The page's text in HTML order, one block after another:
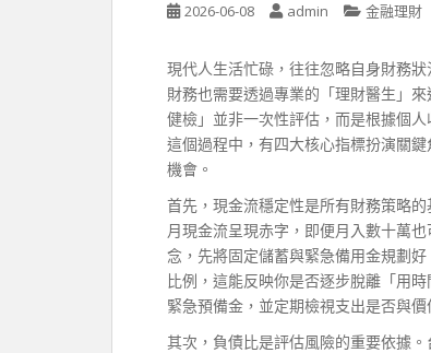
2026-06-08 admin 金融理財
現代人生活忙碌，往往忽略自身財務
財務也需要透過專業的「理財醫生」
健檢」並非一次性評估，而是根據個
這個過程中，有四大核心指標扮演關
機會。
首先，現金流穩定性是所有財務策略
月現金流呈現赤字，即便月入數十萬
念，先將固定儲蓄與緊急備用金規劃
比例，這能反映你是否逐步脫離「用
緊急預備金，並定期檢視支出是否與價
其次，負債比是評估風險的重要依據